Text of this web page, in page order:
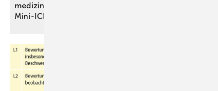
medizinischen Begutachtung – Das
Mini-ICF-APS